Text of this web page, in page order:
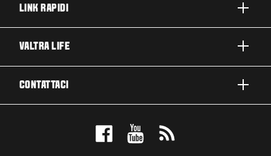
LINK RAPIDI
TECNOLOGIE VALTRA
VALTRA LIFE
CONTATTACI
PRENOTA UN TEST DRIVE